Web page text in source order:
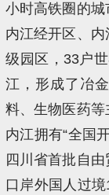
小时高铁圈的
内江经开区、
级园区，33户
江，形成了冶
料、生物医药等
内江拥有“全国
四川省首批自
口岸外国人过